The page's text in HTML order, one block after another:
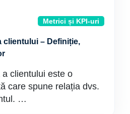
Metrici și KPI-uri
clientului – Definiție,
clientului este o
care spune relația dvs.
…